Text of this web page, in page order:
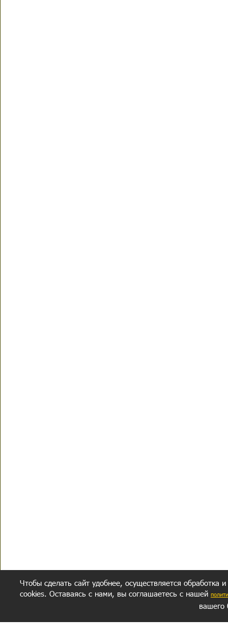
Чтобы сделать сайт удобнее, осуществляется обработка
cookies. Оставаясь с нами, вы соглашаетесь с нашей
вашего